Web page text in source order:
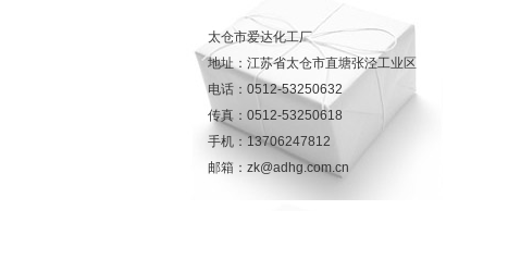
太仓市爱达化工厂
地址：江苏省太仓市直塘张泾工业区
电话：0512-53250632
传真：0512-53250618
手机：13706247812
邮箱：zk@adhg.com.cn